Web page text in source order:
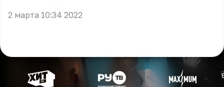
2 марта 10:34 2022